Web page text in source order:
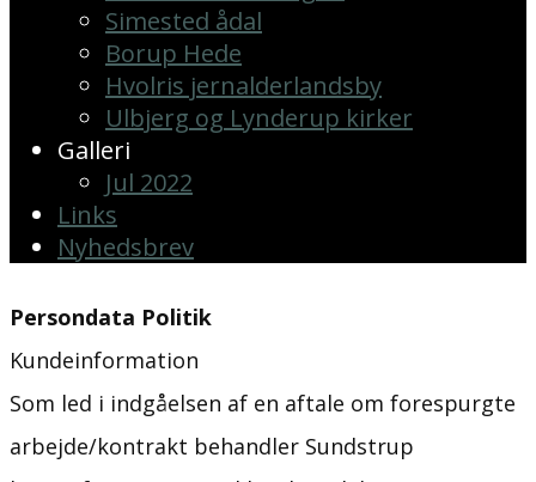
Simested ådal
Borup Hede
Hvolris jernalderlandsby
Ulbjerg og Lynderup kirker
Galleri
Jul 2022
Links
Nyhedsbrev
Persondata Politik
Kundeinformation
Som led i indgåelsen af en aftale om forespurgte
arbejde/kontrakt behandler ​Sundstrup